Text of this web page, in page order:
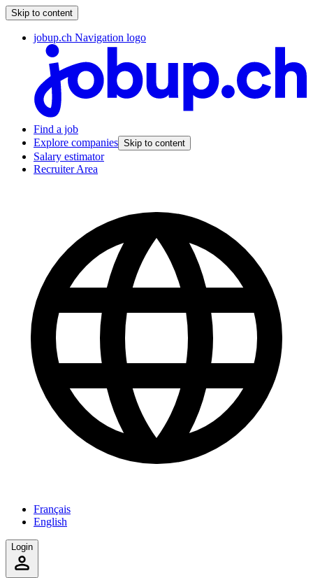
Skip to content
jobup.ch Navigation logo
Find a job
Explore companies Skip to content
Salary estimator
Recruiter Area
Français
English
Login